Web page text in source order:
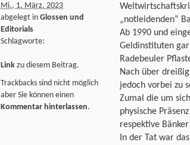
„notleidenden“
Ab 1990 und
Geldinstituten
Radebeuler
Nach über
jedoch vorbei zu
Zumal die um
physische
respektive
In der Tat war das
Mi., 1. März. 2023
abgelegt in Glossen und
Editorials
Schlagworte:
Link zu diesem Beitrag.
Trackbacks sind nicht möglich
aber Sie können einen
Kommentar hinterlassen.